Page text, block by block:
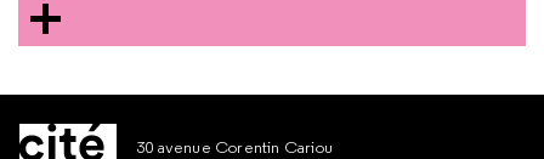
30 avenue Corentin Cariou